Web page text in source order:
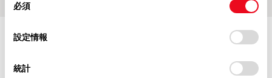
デバイスにすべてのCookie(クッキー)が保存されることに同
意したことになります。Cookie(クッキー)のオプトアウト、
設定の変更、同意を撤回したりするにあたっては、当社の
「Cookie（クッキー）情報の取り扱いについて
」をご覧くだ
必須
設定情報
統計